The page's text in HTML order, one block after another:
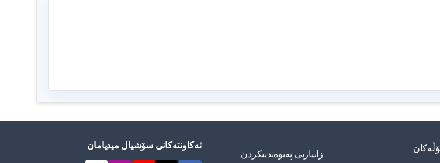
زانیاریی په‌یوه‌ندییكردن
ئەکاونتەکانی سۆشیال میدیامان